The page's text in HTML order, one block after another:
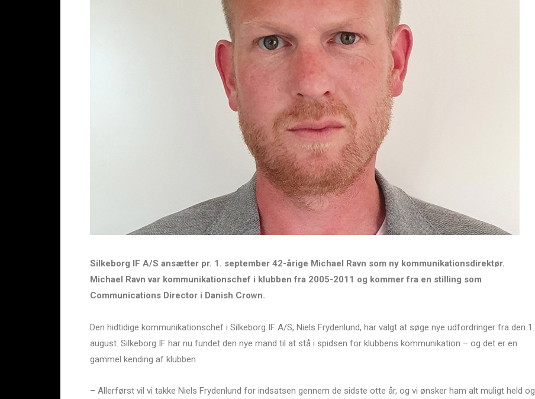
Silkeborg IF A/S ansætter pr. 1. september 42-årige Michael Ravn som ny kommunikationsdirektør.
Michael Ravn var kommunikationschef i klubben fra 2005-2011 og kommer fra en stilling som
Communications Director i Danish Crown.
Den hidtidige kommunikationschef i Silkeborg IF A/S, Niels Frydenlund, har valgt at søge nye udfordringer fra den 1.
august. Silkeborg IF har nu fundet den nye mand til at stå i spidsen for klubbens kommunikation – og det er en
gammel kending af klubben.
– Allerførst vil vi takke Niels Frydenlund for indsatsen gennem de sidste otte år, og vi ønsker ham alt muligt held og